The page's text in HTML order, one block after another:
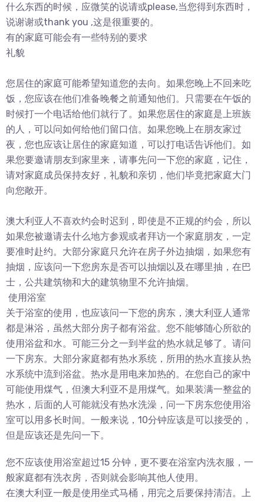
什么东西的时候，应微笑的说请或please,当您得到东西时，
说谢谢或thank you ,这是很重要的。
有的家庭可能会有一些特别的要求
礼貌
您居住的家庭可能希望知道您的去向。如果您晚上不回来吃
饭，您应该在他们准备晚餐之前通知他们。只需要在午饭的
时候打一个电话给他们就行了。如果您居住的家庭是上班族
的人，可以问如何给他们留口信。如果您晚上在朋友家过
夜，您也应该让居住的家庭知道，可以打电话告诉他们。如
果您要邀请朋友到家里来，请事先问一下您的家庭，记住，
请对家庭成员保持友好，礼貌和亲切，他们毕竟把家庭大门
向您敞开。
澳大利亚人不喜欢约会时迟到，即使是不正规的约会，所以
如果您被邀请去什么地方参观或者拜访一个家庭朋友，一定
要准时赴约。大部分家庭只允许在房子外边抽烟，如果您有
抽烟，应该问一下您房东是否可以抽烟以及在哪里抽，在巴
士，公共建筑物和大的建筑物里不允许抽烟。
使用浴室
关于浴室的使用，也应该问一下您的房东，澳大利亚人通常
都是淋浴，虽然大部分房子都有浴盆。您不能够随心所欲的
使用浴盆和水。可能三分之一到半盆的热水就足够了。请问
一下房东。大部分家庭都有热水系统，所用的热水直接从热
水系统中流到浴盆。热水是用电来加热的。在您自己的家中
可能使用煤气，但澳大利亚不是用煤气。如果装满一整盆的
热水，后面的人可能就没有热水洗澡，问一下房东您使用浴
室可以用多长时间。一般来说，10分钟应该是可以接受的，
但是应该还是先问一下。
您不应该使用浴室超过15 分钟，更不要在浴室内洗衣服，一
般家庭都有洗衣房，否则就会影响其他人使用。
在澳大利亚一般是使用坐式马桶，用完之后要保持清洁。上